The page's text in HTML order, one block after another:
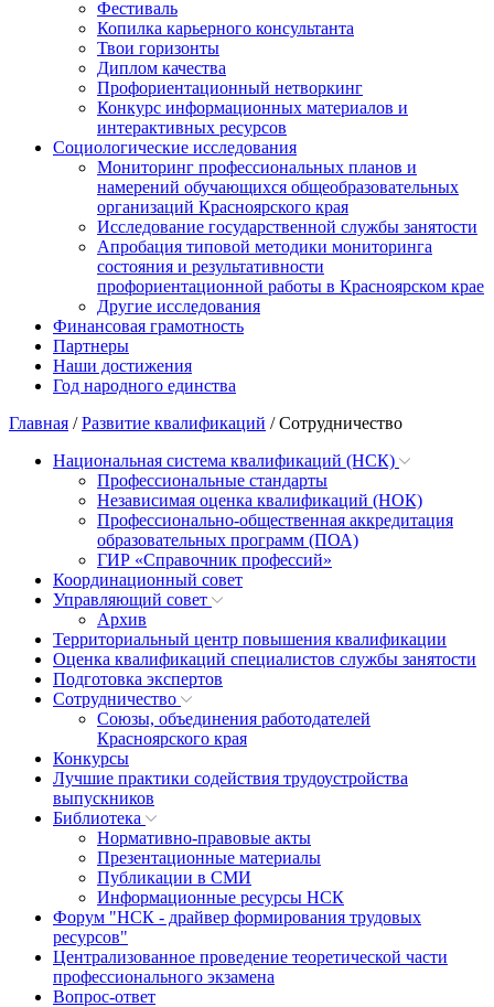
Фестиваль
Копилка карьерного консультанта
Твои горизонты
Диплом качества
Профориентационный нетворкинг
Конкурс информационных материалов и
интерактивных ресурсов
Социологические исследования
Мониторинг профессиональных планов и
намерений обучающихся общеобразовательных
организаций Красноярского края
Исследование государственной службы занятости
Апробация типовой методики мониторинга
состояния и результативности
профориентационной работы в Красноярском крае
Другие исследования
Финансовая грамотность
Партнеры
Наши достижения
Год народного единства
Главная /Развитие квалификаций /Сотрудничество
Национальная система квалификаций (НСК)
Профессиональные стандарты
Независимая оценка квалификаций (НОК)
Профессионально-общественная аккредитация
образовательных программ (ПОА)
ГИР «Справочник профессий»
Координационный совет
Управляющий совет
Архив
Территориальный центр повышения квалификации
Оценка квалификаций специалистов службы занятости
Подготовка экспертов
Сотрудничество
Союзы, объединения работодателей
Красноярского края
Конкурсы
Лучшие практики содействия трудоустройства
выпускников
Библиотека
Нормативно-правовые акты
Презентационные материалы
Публикации в СМИ
Информационные ресурсы НСК
Форум "НСК - драйвер формирования трудовых
ресурсов"
Централизованное проведение теоретической части
профессионального экзамена
Вопрос-ответ